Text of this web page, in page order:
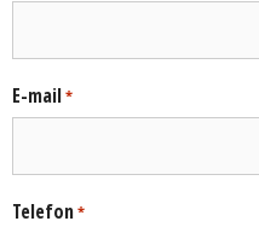
E-mail*
Telefon*